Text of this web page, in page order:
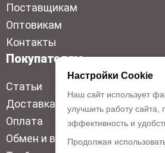
Поставщикам
Оптовикам
Контакты
Покупателям
Статьи
Доставка
Оплата
Обмен и возврат
Настройки Cookie
Наш сайт использует
улучшить работу сайта,
эффективность и
Продолжая